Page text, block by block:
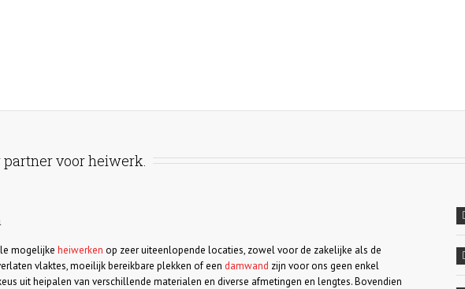
voor heiwerk.
mogelijke heiwerken op zeer uiteenlopende locaties, zowel voor de zakelijke als de
vlaktes, moeilijk bereikbare plekken of een damwand zijn voor ons geen enkel
uit heipalen van verschillende materialen en diverse afmetingen en lengtes. Bovendien